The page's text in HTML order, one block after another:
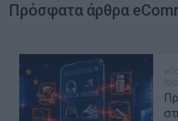
Πρόσφατα άρθρα